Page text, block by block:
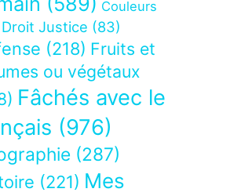
Couleurs
Droit Justice (83)
(218) Fruits et
ou végétaux
Fâchés avec le
(976)
(287)
(221) Mes